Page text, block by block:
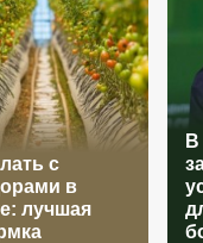
с
в
лучшая